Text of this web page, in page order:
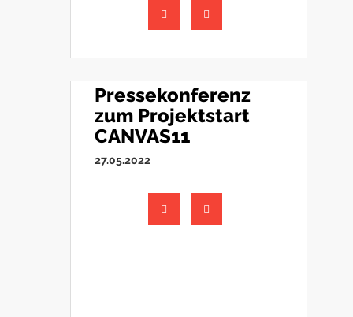
Pressekonferenz
zum Projektstart
CANVAS11
27.05.2022